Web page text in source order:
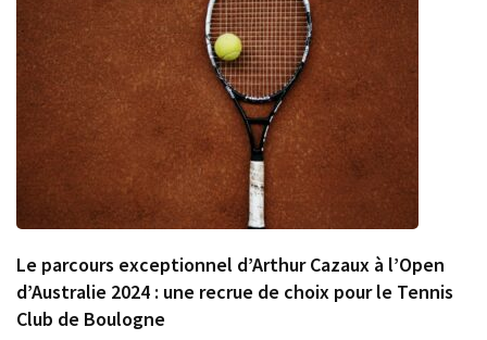
Le parcours exceptionnel d’Arthur Cazaux à l’Open
d’Australie 2024 : une recrue de choix pour le Tennis
Club de Boulogne